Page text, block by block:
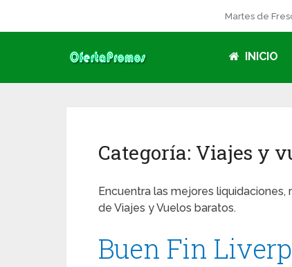
Martes de
INICIO
Categoría: Viajes y
Encuentra las mejores
de Viajes y Vuelos baratos.
Buen Fin